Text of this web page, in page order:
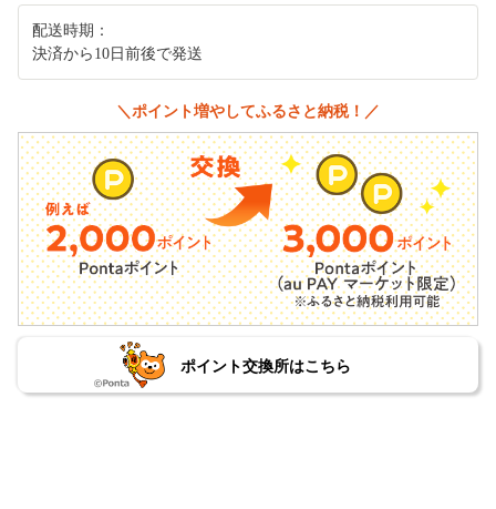
配送時期：
決済から10日前後で発送
＼ポイント増やしてふるさと納税！／
ポイント交換所はこちら